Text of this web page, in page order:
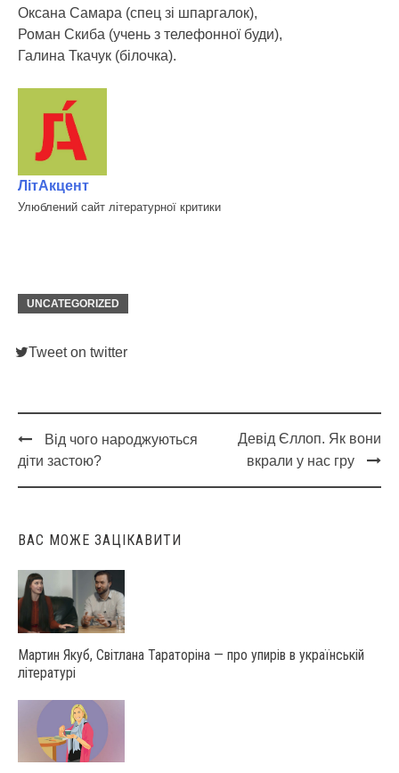
Оксана Самара (спец зі шпаргалок),
Роман Скиба (учень з телефонної буди),
Галина Ткачук (білочка).
ЛітАкцент
Улюблений сайт літературної критики
UNCATEGORIZED
Tweet on twitter
Post
navigation
Від чого народжуються
діти застою?
Девід Єллоп. Як вони
вкрали у нас гру
ВАС МОЖЕ ЗАЦІКАВИТИ
Мартин Якуб, Світлана Тараторіна — про упирів в українській
літературі